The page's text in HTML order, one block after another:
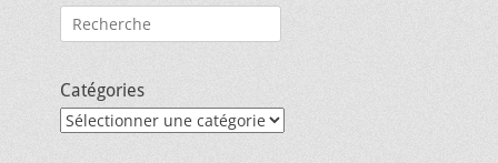
Rechercher :
Catégories
Catégories